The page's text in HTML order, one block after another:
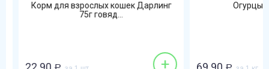
Корм для взрослых кошек Дарлинг
75г говяд...
Р +
Огурцы
Р